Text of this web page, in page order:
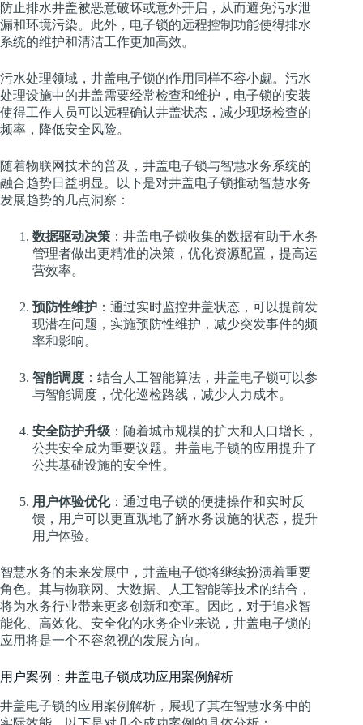
防止排水井盖被恶意破坏或意外开启，从而避免污水泄
漏和环境污染。此外，电子锁的远程控制功能使得排水
系统的维护和清洁工作更加高效。
污水处理领域，井盖电子锁的作用同样不容小觑。污水
处理设施中的井盖需要经常检查和维护，电子锁的安装
使得工作人员可以远程确认井盖状态，减少现场检查的
频率，降低安全风险。
随着物联网技术的普及，井盖电子锁与智慧水务系统的
融合趋势日益明显。以下是对井盖电子锁推动智慧水务
发展趋势的几点洞察：
数据驱动决策 ：井盖电子锁收集的数据有助于水务
管理者做出更精准的决策，优化资源配置，提高运
营效率。
预防性维护 ：通过实时监控井盖状态，可以提前发
现潜在问题，实施预防性维护，减少突发事件的频
率和影响。
智能调度 ：结合人工智能算法，井盖电子锁可以参
与智能调度，优化巡检路线，减少人力成本。
安全防护升级 ：随着城市规模的扩大和人口增长，
公共安全成为重要议题。井盖电子锁的应用提升了
公共基础设施的安全性。
用户体验优化：通过电子锁的便捷操作和实时反
馈，用户可以更直观地了解水务设施的状态，提升
用户体验。
智慧水务的未来发展中，井盖电子锁将继续扮演着重要
角色。其与物联网、大数据、人工智能等技术的结合，
将为水务行业带来更多创新和变革。因此，对于追求智
能化、高效化、安全化的水务企业来说，井盖电子锁的
应用将是一个不容忽视的发展方向。
用户案例：井盖电子锁成功应用案例解析
井盖电子锁的应用案例解析，展现了其在智慧水务中的